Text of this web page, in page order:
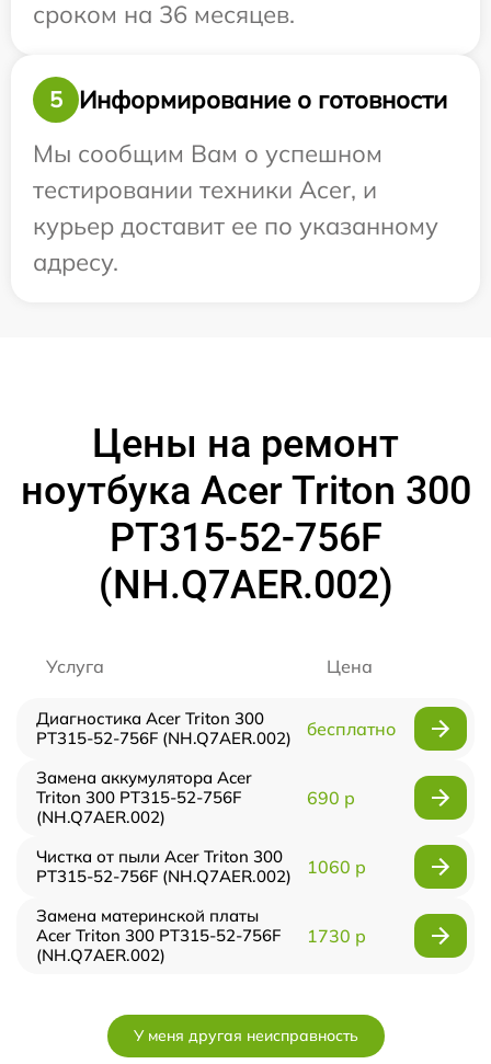
сроком на 36 месяцев.
5
Информирование о готовности
Мы сообщим Вам о успешном
тестировании техники Acer, и
курьер доставит ее по указанному
адресу.
Цены на ремонт
ноутбука Acer Triton 300
PT315-52-756F
(NH.Q7AER.002)
Услуга Цена
Диагностика Acer Triton 300
PT315-52-756F (NH.Q7AER.002)
бесплатно
Замена аккумулятора Acer
Triton 300 PT315-52-756F
(NH.Q7AER.002)
690 р
Чистка от пыли Acer Triton 300
PT315-52-756F (NH.Q7AER.002)
1060 р
Замена материнской платы
Acer Triton 300 PT315-52-756F
(NH.Q7AER.002)
1730 р
У меня другая неисправность